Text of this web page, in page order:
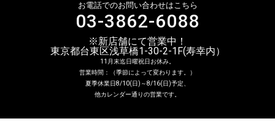
お電話でのお問い合わせはこちら
03-3862-6088
※新店舗にて営業中！
東京都台東区浅草橋1-30-2-1F(寿幸内）
11月末迄日曜祝日お休み。
営業時間：（季節によって変わります。）
夏季休業日8/10(日)～8/16(日)予定、
他カレンダー通りの営業です。